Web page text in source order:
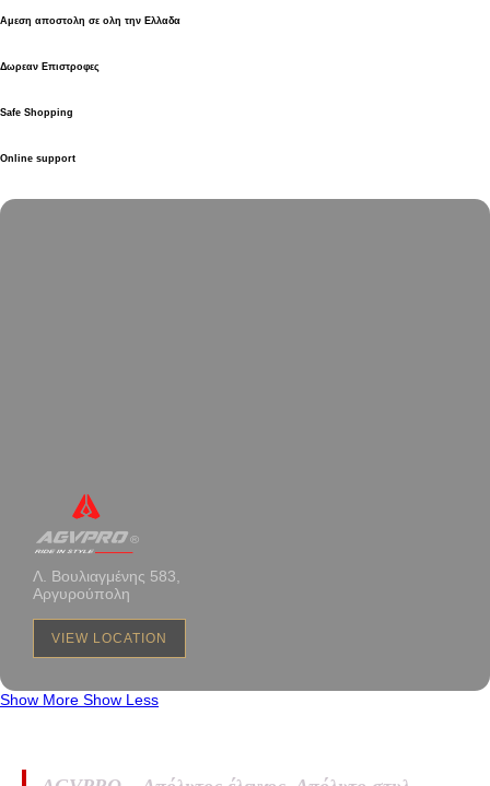
Αμεση αποστολη σε ολη την Ελλαδα
Δωρεαν Επιστροφες
Safe Shopping
Online support
Λ. Βουλιαγμένης 583,
Αργυρούπολη
VIEW LOCATION
Show More Show Less